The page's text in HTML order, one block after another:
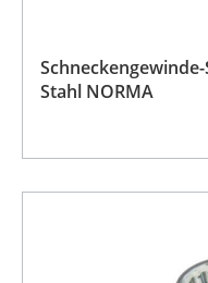
Stahl NORMA